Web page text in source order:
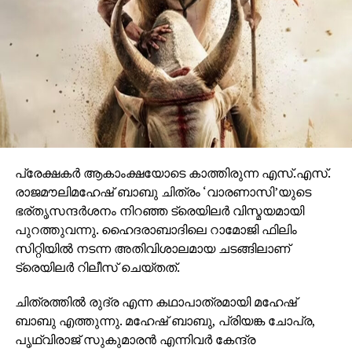
സമ്മാനിക്കുമെന്നുറപ്പാണ്.ബാഹുബലിയും ആർ ആർ
ആറും ഒരുക്കിയ രാജമൗലിയുടെ ബ്രഹ്മാണ്ഡ ചിത്രം
വാരണാസി 2027ൽ തിയേറ്ററുകളിലേക്കെത്തും. പി ആർ
ഓ ആൻഡ് മാർക്കറ്റിംഗ് സ്ട്രാറ്റജിസ്റ്റ് : പ്രതീഷ് ശേഖർ.
പ്രേക്ഷകര്‍ ആകാംക്ഷയോടെ കാത്തിരുന്ന എസ്.എസ്.
രാജമൗലിമഹേഷ് ബാബു ചിത്രം ‘വാരണാസി’യുടെ
ഭര്തൃസന്ദര്‍ശനം നിറഞ്ഞ ട്രെയിലര്‍ വിസ്മയമായി
പുറത്തുവന്നു. ഹൈദരാബാദിലെ റാമോജി ഫിലിം
സിറ്റിയില്‍ നടന്ന അതിവിശാലമായ ചടങ്ങിലാണ്
ട്രെയിലര്‍ റിലീസ് ചെയ്തത്.
ചിത്രത്തില്‍ രുദ്ര എന്ന കഥാപാത്രമായി മഹേഷ്
ബാബു എത്തുന്നു. മഹേഷ് ബാബു, പ്രിയങ്ക ചോപ്ര,
പൃഥ്വിരാജ് സുകുമാരന്‍ എന്നിവര്‍ കേന്ദ്ര